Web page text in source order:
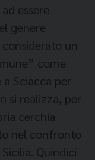
essere
genere
un
come
Sciacca per
si realizza, per
cerchia
nel confronto
Quindici